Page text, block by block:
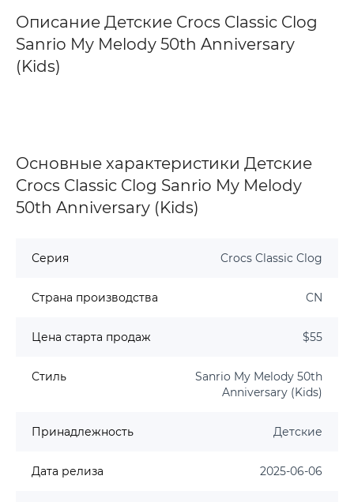
Описание Детские Crocs Classic Clog
Sanrio My Melody 50th Anniversary
(Kids)
Основные характеристики Детские
Crocs Classic Clog Sanrio My Melody
50th Anniversary (Kids)
Серия Crocs Classic Clog
Страна производства CN
Цена старта продаж $55
Стиль
Sanrio My Melody 50th
Anniversary (Kids)
Принадлежность Детские
Дата релиза 2025-06-06